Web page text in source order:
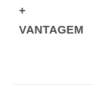
+
VANTAGEM